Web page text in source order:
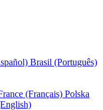
Brasil (Português)
(Français) Polska